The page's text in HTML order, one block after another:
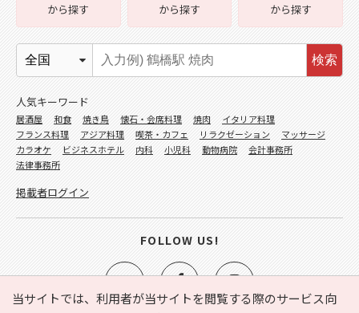
当サイトでは、利用者が当サイトを閲覧する際のサービス向
から探す
から探す
から探す
検索
人気キーワード
居酒屋 和食 焼き鳥 懐石・会席料理 焼肉
イタリア料理
フランス料理
アジア料理 喫茶・カフェ リラクゼーション
マッサージ
カラオケ
ビジネスホテル 内科 小児科 動物病院
会計事務所
法律事務所
掲載者ログイン
FOLLOW US!